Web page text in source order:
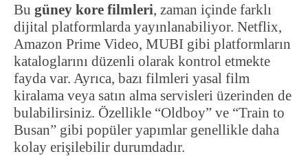
Bu güney kore filmleri, zaman içinde farklı
dijital platformlarda yayınlanabiliyor. Netflix,
Amazon Prime Video, MUBI gibi platformların
kataloglarını düzenli olarak kontrol etmekte
fayda var. Ayrıca, bazı filmleri yasal film
kiralama veya satın alma servisleri üzerinden de
bulabilirsiniz. Özellikle “Oldboy” ve “Train to
Busan” gibi popüler yapımlar genellikle daha
kolay erişilebilir durumdadır.